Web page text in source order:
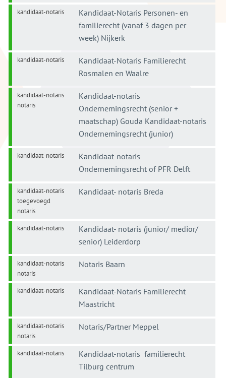
kandidaat-notaris
Kandidaat-Notaris Personen- en
familierecht (vanaf 3 dagen per
week) Nijkerk
kandidaat-notaris
Kandidaat-Notaris Familierecht
Rosmalen en Waalre
kandidaat-notaris
notaris
Kandidaat-notaris
Ondernemingsrecht (senior +
maatschap) Gouda Kandidaat-notaris
Ondernemingsrecht (junior)
kandidaat-notaris
Kandidaat-notaris
Ondernemingsrecht of PFR Delft
kandidaat-notaris
toegevoegd
notaris
Kandidaat- notaris Breda
kandidaat-notaris
Kandidaat- notaris (junior/ medior/
senior) Leiderdorp
kandidaat-notaris
notaris
Notaris Baarn
kandidaat-notaris
Kandidaat-Notaris Familierecht
Maastricht
kandidaat-notaris
notaris
Notaris/Partner Meppel
kandidaat-notaris
Kandidaat-notaris familierecht
Tilburg centrum